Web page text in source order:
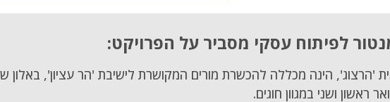
לפיתוח עסקי מסביר על הפרויקט:
הינה מכללה להכשרת מורים המקושרת לישיבת 'הר עציון', באלון
ראשון ושני במגוון חוגים.